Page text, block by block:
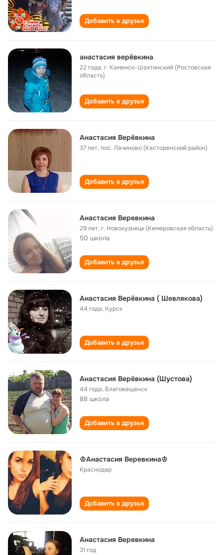
Добавить в друзья
анастасия верёвкина
22 года,г. Каменск-Шахтинский (Ростовская
область)
Добавить в друзья
Анастасия Верёвкина
37 лет,пос. Лачиново (Касторенский район)
Добавить в друзья
Анастасия Веревкина
29 лет,г. Новокузнецк (Кемеровская область)
50 школа
Добавить в друзья
Анастасия Верёвкина ( Шевлякова)
44 года, Курск
Добавить в друзья
Анастасия Верёвкина (Шустова)
44 года, Благовещенск
88 школа
Добавить в друзья
♔Анастасия Веревкина♔
Краснодар
Добавить в друзья
Анастасия Веревкина
31 год